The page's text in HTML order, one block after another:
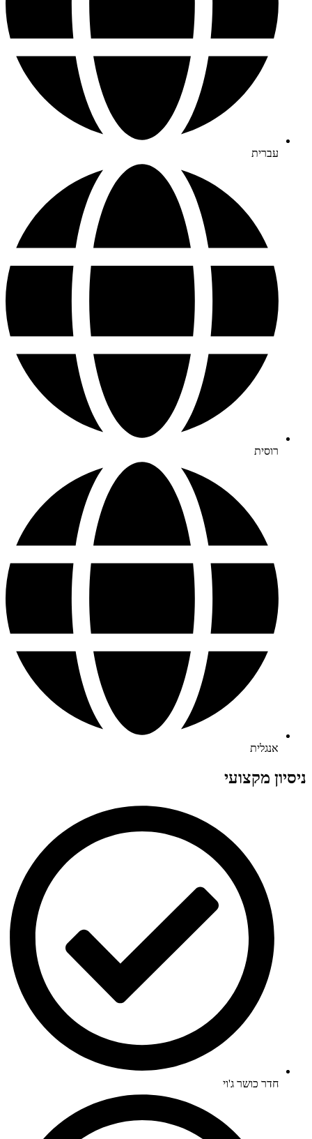
עברית
רוסית
אנגלית
ניסיון מקצועי
חדר כושר ג'וי